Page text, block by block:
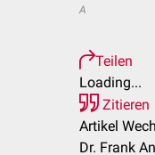
A
Teilen
Loading...
Zitieren
Artikel
Dr. Frank